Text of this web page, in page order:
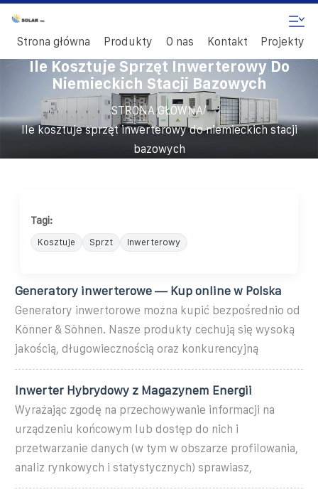
Strona główna Produkty O nas Kontakt Projekty
Ile Kosztuje Sprzęt Inwerterowy Do
Niemieckich Stacji Bazowych
STRONA GŁÓWNA/
Ile kosztuje sprzęt inwerterowy do niemieckich stacji
bazowych
Tagi:
Kosztuje Sprzt Inwerterowy
Generatory inwerterowe — Kup online w Polska
Generatory inwertorowe można kupić bezpośrednio od
Könner & Söhnen. Nasze produkty cechują się wysoką
jakością, długowiecznością oraz konkurencyjną
Inwerter Hybrydowy z Magazynem Energii
Wyrażając zgodę na przechowywanie informacji na
urządzeniu końcowym lub dostęp do nich i
przetwarzanie danych (w tym w obszarze profilowania,
analiz rynkowych i statystycznych) sprawiasz,